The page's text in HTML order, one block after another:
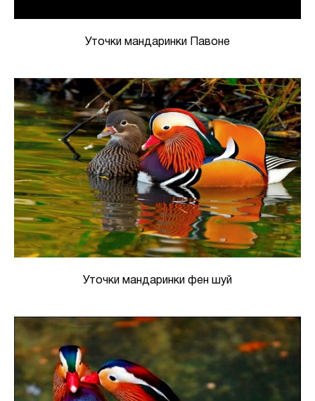
Уточки мандаринки Павоне
Уточки мандаринки фен шуй